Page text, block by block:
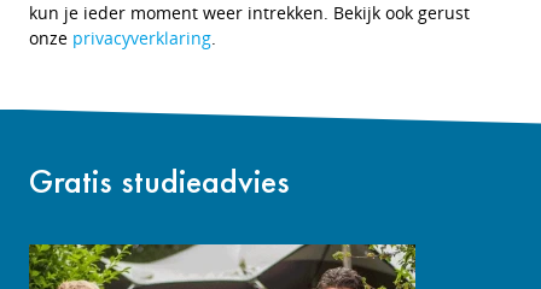
kun je ieder moment weer intrekken. Bekijk ook gerust
onze privacyverklaring.
Gratis studieadvies